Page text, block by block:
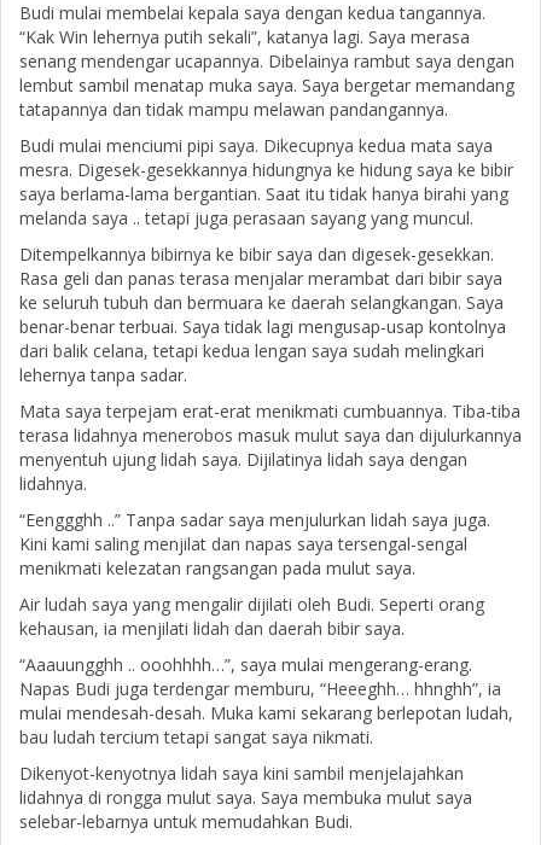
Budi mulai membelai kepala saya dengan kedua tangannya.
“Kak Win lehernya putih sekali”, katanya lagi. Saya merasa
senang mendengar ucapannya. Dibelainya rambut saya dengan
lembut sambil menatap muka saya. Saya bergetar memandang
tatapannya dan tidak mampu melawan pandangannya.
Budi mulai menciumi pipi saya. Dikecupnya kedua mata saya
mesra. Digesek-gesekkannya hidungnya ke hidung saya ke bibir
saya berlama-lama bergantian. Saat itu tidak hanya birahi yang
melanda saya .. tetapi juga perasaan sayang yang muncul.
Ditempelkannya bibirnya ke bibir saya dan digesek-gesekkan.
Rasa geli dan panas terasa menjalar merambat dari bibir saya
ke seluruh tubuh dan bermuara ke daerah selangkangan. Saya
benar-benar terbuai. Saya tidak lagi mengusap-usap kontolnya
dari balik celana, tetapi kedua lengan saya sudah melingkari
lehernya tanpa sadar.
Mata saya terpejam erat-erat menikmati cumbuannya. Tiba-tiba
terasa lidahnya menerobos masuk mulut saya dan dijulurkannya
menyentuh ujung lidah saya. Dijilatinya lidah saya dengan
lidahnya.
“Eenggghh ..” Tanpa sadar saya menjulurkan lidah saya juga.
Kini kami saling menjilat dan napas saya tersengal-sengal
menikmati kelezatan rangsangan pada mulut saya.
Air ludah saya yang mengalir dijilati oleh Budi. Seperti orang
kehausan, ia menjilati lidah dan daerah bibir saya.
“Aaauungghh .. ooohhhh…”, saya mulai mengerang-erang.
Napas Budi juga terdengar memburu, “Heeeghh… hhnghh”, ia
mulai mendesah-desah. Muka kami sekarang berlepotan ludah,
bau ludah tercium tetapi sangat saya nikmati.
Dikenyot-kenyotnya lidah saya kini sambil menjelajahkan
lidahnya di rongga mulut saya. Saya membuka mulut saya
selebar-lebarnya untuk memudahkan Budi.